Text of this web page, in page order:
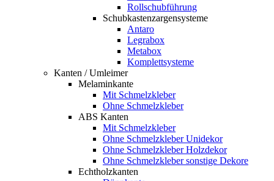
Rollschubführung
Schubkastenzargensysteme
Antaro
Legrabox
Metabox
Komplettsysteme
Kanten / Umleimer
Melaminkante
Mit Schmelzkleber
Ohne Schmelzkleber
ABS Kanten
Mit Schmelzkleber
Ohne Schmelzkleber Unidekor
Ohne Schmelzkleber Holzdekor
Ohne Schmelzkleber sonstige Dekore
Echtholzkanten